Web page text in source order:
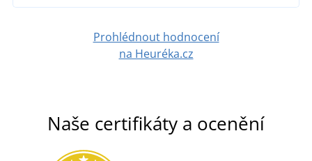
Prohlédnout hodnocení
na Heuréka.cz
Naše certifikáty a ocenění